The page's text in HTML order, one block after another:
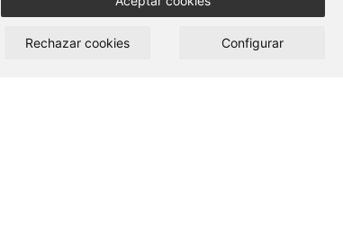
Rechazar cookies Configurar